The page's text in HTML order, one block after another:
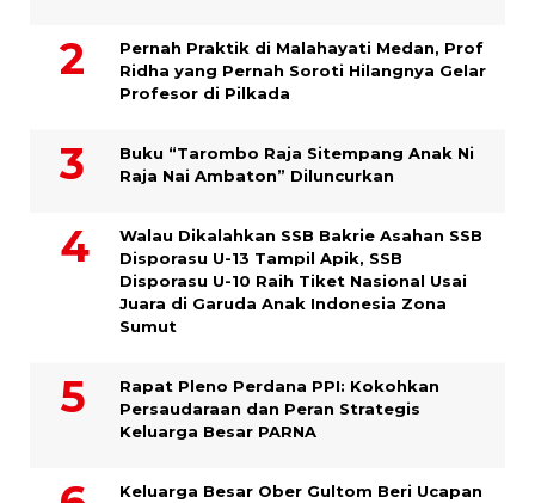
Pernah Praktik di Malahayati Medan, Prof
Ridha yang Pernah Soroti Hilangnya Gelar
Profesor di Pilkada
Buku “Tarombo Raja Sitempang Anak Ni
Raja Nai Ambaton” Diluncurkan
Walau Dikalahkan SSB Bakrie Asahan SSB
Disporasu U-13 Tampil Apik, SSB
Disporasu U-10 Raih Tiket Nasional Usai
Juara di Garuda Anak Indonesia Zona
Sumut
Rapat Pleno Perdana PPI: Kokohkan
Persaudaraan dan Peran Strategis
Keluarga Besar PARNA
Keluarga Besar Ober Gultom Beri Ucapan